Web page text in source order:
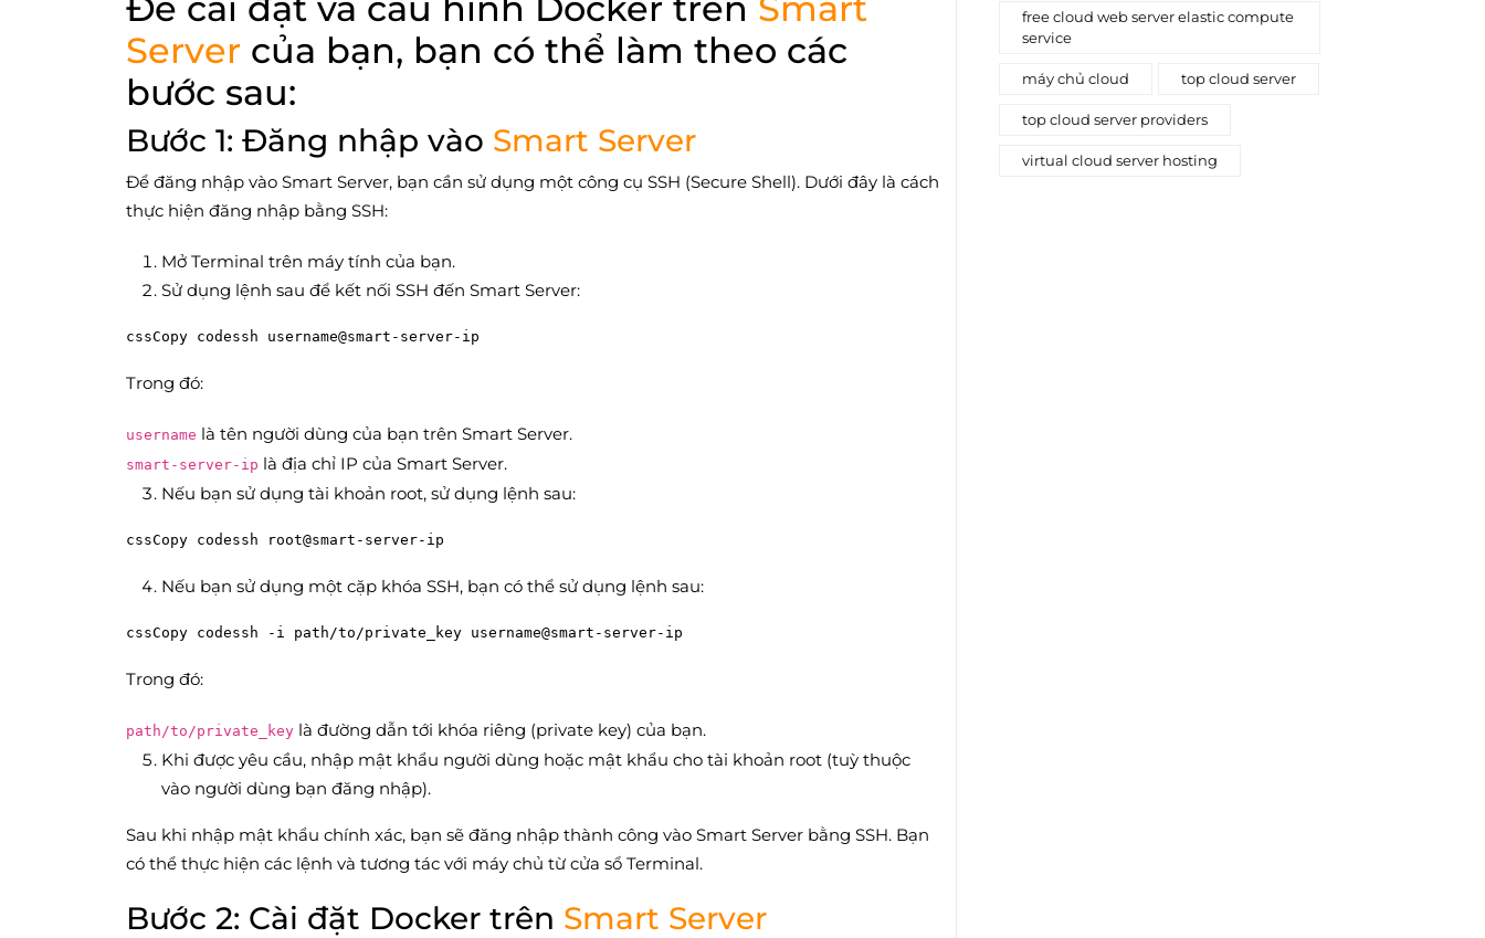
Server của bạn, bạn có thể làm theo các
bước sau:
Bước 1: Đăng nhập vào Smart Server
Để đăng nhập vào Smart Server, bạn cần sử dụng một công cụ SSH (Secure Shell). Dưới đây là cách
thực hiện đăng nhập bằng SSH:
Mở Terminal trên máy tính của bạn.
Sử dụng lệnh sau để kết nối SSH đến Smart Server:
cssCopy code
Trong đó:
username là tên người dùng của bạn trên Smart Server.
smart-server-ip là địa chỉ IP của Smart Server.
Nếu bạn sử dụng tài khoản root, sử dụng lệnh sau:
cssCopy code
Nếu bạn sử dụng một cặp khóa SSH, bạn có thể sử dụng lệnh sau:
cssCopy code
Trong đó:
path/to/private_key là đường dẫn tới khóa riêng (private key) của bạn.
Khi được yêu cầu, nhập mật khẩu người dùng hoặc mật khẩu cho tài khoản root (tuỳ thuộc
vào người dùng bạn đăng nhập).
Sau khi nhập mật khẩu chính xác, bạn sẽ đăng nhập thành công vào Smart Server bằng SSH. Bạn
có thể thực hiện các lệnh và tương tác với máy chủ từ cửa sổ Terminal.
Bước 2: Cài đặt Docker trên Smart Server
free cloud web server elastic compute
service
máy chủ cloud top cloud server
top cloud server providers
virtual cloud server hosting